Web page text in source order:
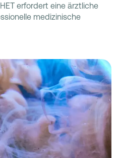
erfordert eine ärztliche
medizinische